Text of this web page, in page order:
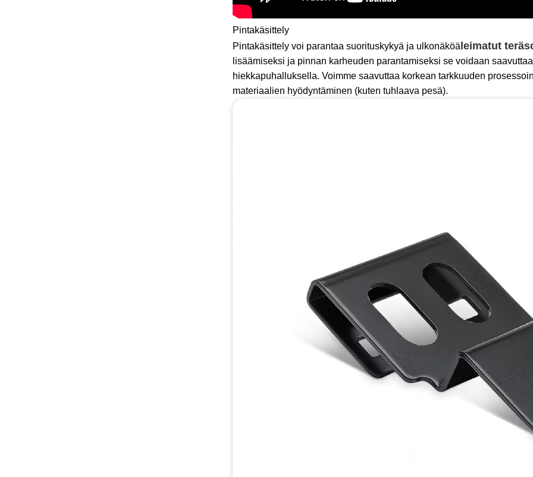
Pintakäsittely
Pintakäsittely voi parantaa suorituskykyä ja ulkonäköäleimatut
lisäämiseksi ja pinnan karheuden parantamiseksi se voidaan
hiekkapuhalluksella. Voimme saavuttaa korkean tarkkuuden
materiaalien hyödyntäminen (kuten tuhlaava pesä).